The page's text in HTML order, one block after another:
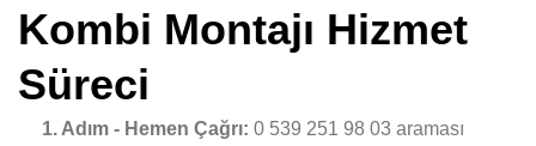
Kombi Montajı Hizmet
Süreci
1. Adım - Hemen Çağrı: 0 539 251 98 03 araması